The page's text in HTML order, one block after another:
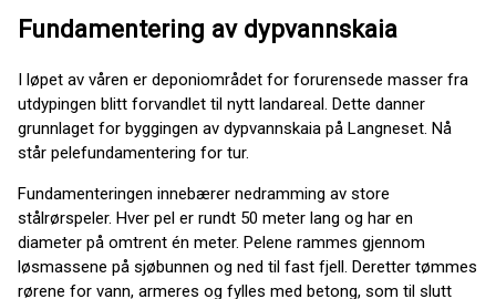
Fundamentering av dypvannskaia
I løpet av våren er deponiområdet for forurensede masser fra
utdypingen blitt forvandlet til nytt landareal. Dette danner
grunnlaget for byggingen av dypvannskaia på Langneset. Nå
står pelefundamentering for tur.
Fundamenteringen innebærer nedramming av store
stålrørspeler. Hver pel er rundt 50 meter lang og har en
diameter på omtrent én meter. Pelene rammes gjennom
løsmassene på sjøbunnen og ned til fast fjell. Deretter tømmes
rørene for vann, armeres og fylles med betong, som til slutt